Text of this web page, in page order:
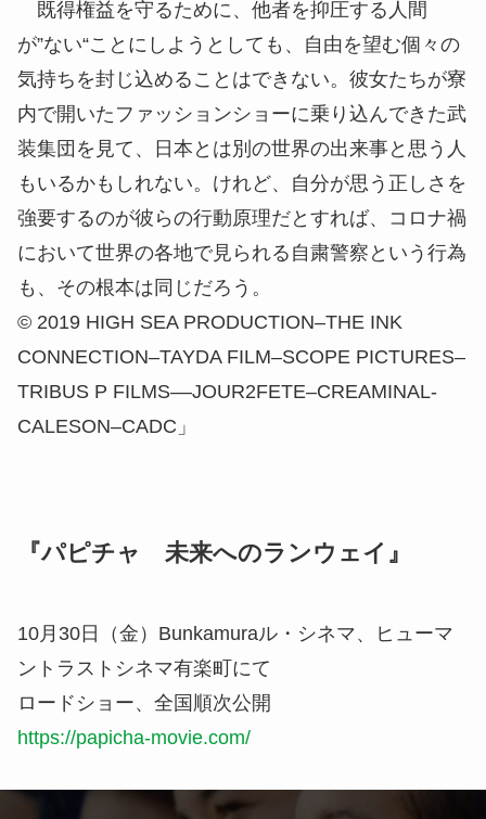
既得権益を守るために、他者を抑圧する人間
が”ない“ことにしようとしても、自由を望む個々の
気持ちを封じ込めることはできない。彼女たちが寮
内で開いたファッションショーに乗り込んできた武
装集団を見て、日本とは別の世界の出来事と思う人
もいるかもしれない。けれど、自分が思う正しさを
強要するのが彼らの行動原理だとすれば、コロナ禍
において世界の各地で見られる自粛警察という行為
も、その根本は同じだろう。
© 2019 HIGH SEA PRODUCTION–THE INK
CONNECTION–TAYDA FILM–SCOPE PICTURES–
TRIBUS P FILMS––JOUR2FETE–CREAMINAL-
CALESON–CADC」
『パピチャ 未来へのランウェイ』
10月30日（金）Bunkamuraル・シネマ、ヒューマ
ントラストシネマ有楽町にて
ロードショー、全国順次公開
https://papicha-movie.com/